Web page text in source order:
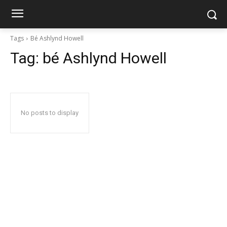
Tags Bé Ashlynd Howell
Tag: bé Ashlynd Howell
No posts to display